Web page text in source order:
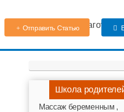
Детский сад
Отправить Статью
Школа
Mассаж беременным ,